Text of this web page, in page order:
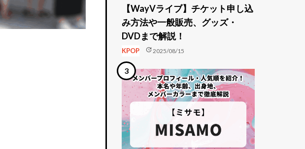
【WayVライブ】チケット申し込
み方法や一般販売、グッズ・
DVDまで解説！
KPOP update2025/08/15